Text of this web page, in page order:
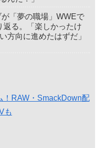
「夢の職場」WWEで
返る。「楽しかったけ
方向に進めたはずだ」
！RAW・SmackDown配
も